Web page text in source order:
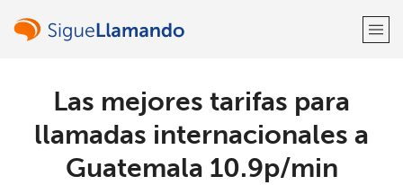
¡Bienvenido!
Las mejores tarifas para
llamadas internacionales a
Guatemala ⁦10.9p⁩/min